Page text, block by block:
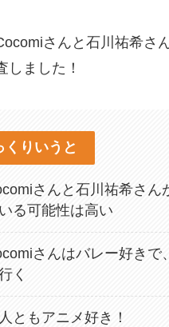
さんと石川祐希さ
しました！
くりいうと
さんと石川祐希さん
る可能性は高い
さんはバレー好きで
く
ともアニメ好き！